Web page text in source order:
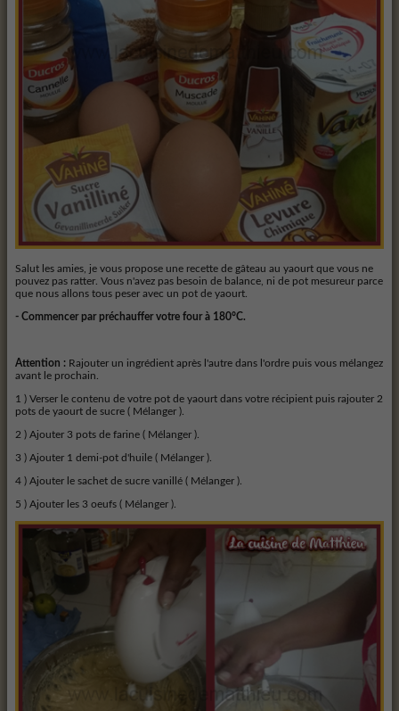
Salut les amies, je vous propose une recette de gâteau au yaourt que vous ne
pouvez pas ratter. Vous n'avez pas besoin de balance, ni de pot mesureur parce
que nous allons tous peser avec un pot de yaourt.
- Commencer par préchauffer votre four à 180°C.
Attention :Rajouter un ingrédient après l'autre dans l'ordre puis vous mélangez
avant le prochain.
1 ) Verser le contenu de votre pot de yaourt dans votre récipient puis rajouter 2
pots de yaourt de sucre ( Mélanger ).
2 ) Ajouter 3 pots de farine ( Mélanger ).
3 ) Ajouter 1 demi-pot d'huile ( Mélanger ).
4 ) Ajouter le sachet de sucre vanillé ( Mélanger ).
5 ) Ajouter les 3 oeufs ( Mélanger ).